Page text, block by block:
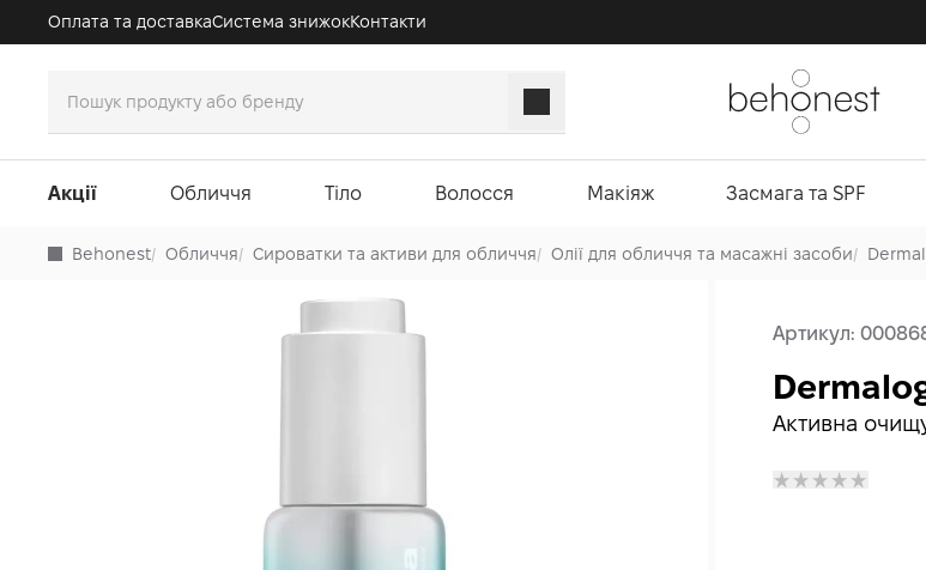
Оплата та доставкаСистема знижокКонтакти
Акції Обличчя Тіло Волосся Макіяж Засмага та SPF
Behonest/ Обличчя/ Сироватки та активи для обличчя/ Олії для обличчя та масажні засоби/
Артикул:
Активна